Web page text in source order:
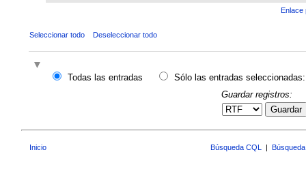
Enlace
Seleccionar todo Deseleccionar todo
Todas las entradas
Sólo las entradas seleccionadas:
Guardar registros:
Guardar
Inicio Búsqueda CQL